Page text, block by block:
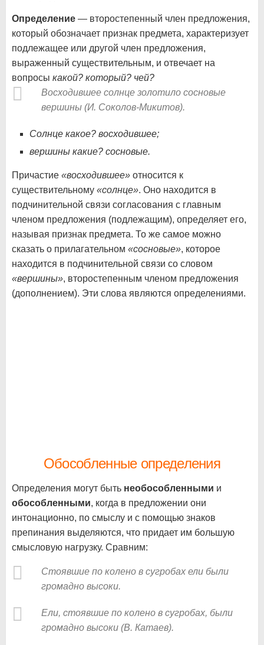
Определение — второстепенный член предложения,
который обозначает признак предмета, характеризует
подлежащее или другой член предложения,
выраженный существительным, и отвечает на
вопросы какой? который? чей?
Восходившее солнце золотило сосновые
вершины (И. Соколов-Микитов).
Солнце какое? восходившее;
вершины какие? сосновые.
Причастие «восходившее» относится к
существительному «солнце». Оно находится в
подчинительной связи согласования с главным
членом предложения (подлежащим), определяет его,
называя признак предмета. То же самое можно
сказать о прилагательном «сосновые», которое
находится в подчинительной связи со словом
«вершины», второстепенным членом предложения
(дополнением). Эти слова являются определениями.
Обособленные определения
Определения могут быть необособленными и
обособленными, когда в предложении они
интонационно, по смыслу и с помощью знаков
препинания выделяются, что придает им большую
смысловую нагрузку. Сравним:
Стоявшие по колено в сугробах ели были
громадно высоки.
Ели, стоявшие по колено в сугробах, были
громадно высоки (В. Катаев).